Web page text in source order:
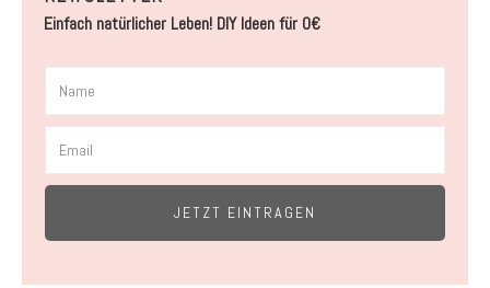
Einfach natürlicher Leben! DIY Ideen für 0€
JETZT EINTRAGEN